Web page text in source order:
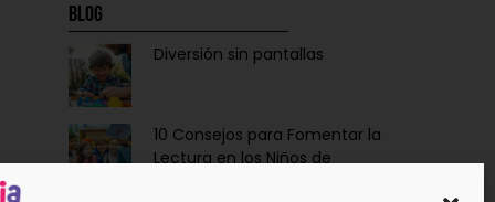
Blog
Diversión sin pantallas
10 Consejos para Fomentar la
Lectura en los Niños de